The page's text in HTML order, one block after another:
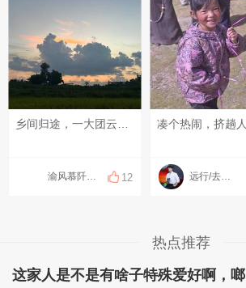
渝风慕阡香米 12 远行/去邂逅世界
热点推荐
这家人是不是有啥子特殊爱好啊，啷